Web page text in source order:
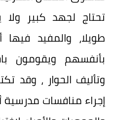
تحتاج لجهد كبير
طويلا، والمفيد فيها
بأنفسهم ويقومون
وتأليف الحوار ، وقد
إجراء منافسات